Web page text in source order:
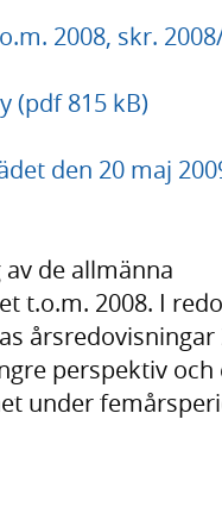
2008, skr.
(pdf 815 kB)
den 20 maj
de allmänna
t.o.m. 2008. I
årsredovisningar
perspektiv och
under